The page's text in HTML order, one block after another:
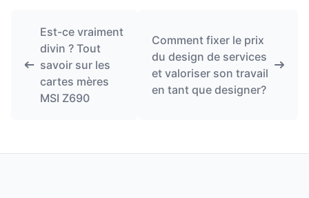
Est-ce vraiment
divin ? Tout
savoir sur les
cartes mères
MSI Z690
Comment fixer le prix
du design de services
et valoriser son travail
en tant que designer?